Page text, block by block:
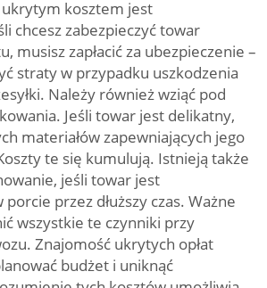
kosztem jest
chcesz zabezpieczyć towar
musisz zapłacić za ubezpieczenie –
straty w przypadku uszkodzenia
Należy również wziąć pod
Jeśli towar jest delikatny,
materiałów zapewniających jego
te się kumulują. Istnieją także
jeśli towar jest
przez dłuższy czas. Ważne
wszystkie te czynniki przy
Znajomość ukrytych opłat
budżet i uniknąć